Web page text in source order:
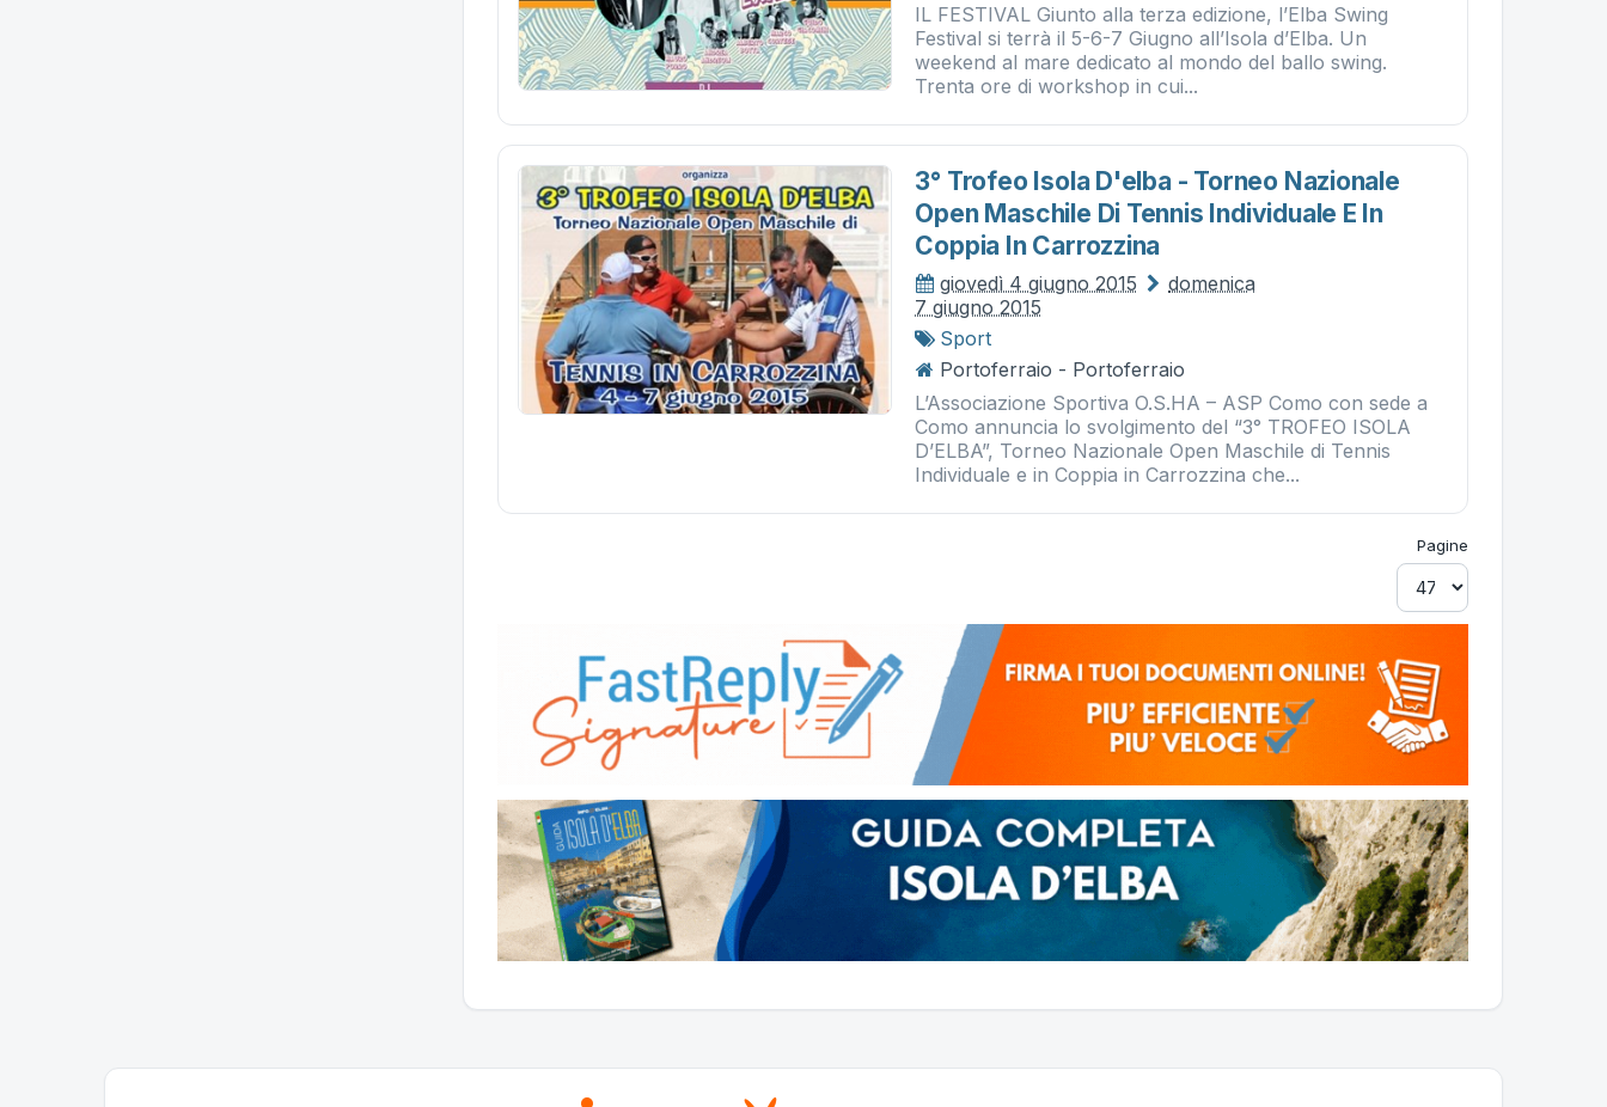
IL FESTIVAL Giunto alla terza edizione, l’Elba Swing
Festival si terrà il 5-6-7 Giugno all’Isola d’Elba. Un
weekend al mare dedicato al mondo del ballo swing.
Trenta ore di workshop in cui...
3° Trofeo Isola D'elba - Torneo Nazionale
Open Maschile Di Tennis Individuale E In
Coppia In Carrozzina
giovedì 4 giugno 2015
domenica
7 giugno 2015
Sport
Portoferraio - Portoferraio
L’Associazione Sportiva O.S.HA – ASP Como con sede a
Como annuncia lo svolgimento del “3° TROFEO ISOLA
D’ELBA”, Torneo Nazionale Open Maschile di Tennis
Individuale e in Coppia in Carrozzina che...
Pagine